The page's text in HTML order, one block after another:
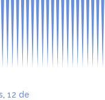
, 12 de